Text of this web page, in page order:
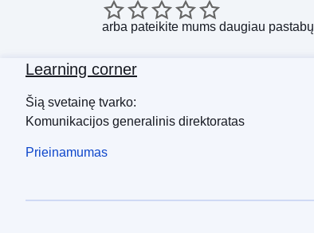
arba pateikite mums daugiau pastabų
Learning corner
Šią svetainę tvarko:
Komunikacijos generalinis direktoratas
Prieinamumas